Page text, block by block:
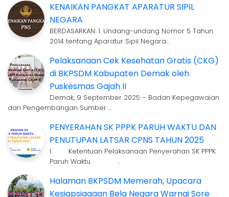
KENAIKAN PANGKAT APARATUR SIPIL
NEGARA
BERDASARKAN: 1. Undang-undang Nomor 5 Tahun
2014 tentang Aparatur Sipil Negara…
Pelaksanaan Cek Kesehatan Gratis (CKG)
di BKPSDM Kabupaten Demak oleh
Puskesmas Gajah II
Demak, 9 September 2025 – Badan Kepegawaian
dan Pengembangan Sumber …
PENYERAHAN SK PPPK PARUH WAKTU DAN
PENUTUPAN LATSAR CPNS TAHUN 2025
I. Ketentuan Pelaksanaan Penyerahan SK PPPK
Paruh Waktu …
Halaman BKPSDM Memerah, Upacara
Kesiapsiagaan Bela Negara Warnai Sore